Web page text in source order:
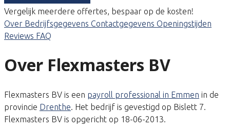
Vergelijk meerdere offertes, bespaar op de kosten!
Over Bedrijfsgegevens Contactgegevens Openingstijden
Reviews FAQ
Over Flexmasters BV
Flexmasters BV is een payroll professional in Emmen in de
provincie Drenthe. Het bedrijf is gevestigd op Bislett 7.
Flexmasters BV is opgericht op 18-06-2013.